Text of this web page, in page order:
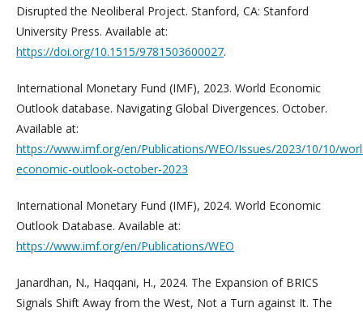
Disrupted the Neoliberal Project. Stanford, CA: Stanford
University Press. Available at:
https://doi.org/10.1515/9781503600027.
International Monetary Fund (IMF), 2023. World Economic
Outlook database. Navigating Global Divergences. October.
Available at:
https://www.imf.org/en/Publications/WEO/Issues/2023/10/10/
economic-outlook-october-2023
International Monetary Fund (IMF), 2024. World Economic
Outlook Database. Available at:
https://www.imf.org/en/Publications/WEO
Janardhan, N., Haqqani, H., 2024. The Expansion of BRICS
Signals Shift Away from the West, Not a Turn against It. The